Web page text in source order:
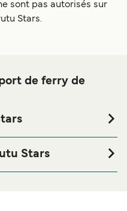
sont pas autorisés sur
Stars.
de ferry de
votre voyage ou si
pour votre séjour,
Stars